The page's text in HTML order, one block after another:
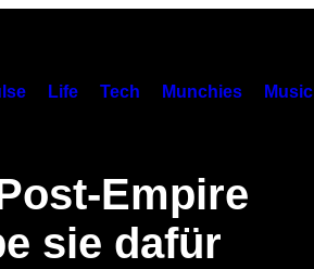
Life Tech Munchies Music
Empire
sie dafür